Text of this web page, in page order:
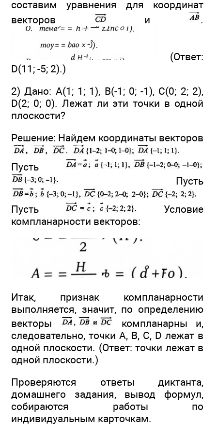
составим уравнения для координат
векторов
и .
(Ответ:
D(11; -5; 2).)
2) Дано: А(1; 1; 1), В(-1; 0; -1), С(0; 2; 2),
D(2; 0; 0). Лежат ли эти точки в одной
плоскости?
Решение: Найдем координаты векторов
Пусть
Пусть
Пусть
Условие
компланарности векторов:
Итак, признак компланарности
выполняется, значит, по определению
векторы
компланарны и,
следовательно, точки А, В, С, D лежат в
одной плоскости. (Ответ: точки лежат в
одной плоскости.)
Проверяются ответы диктанта,
домашнего задания, вывод формул,
собираются работы по
индивидуальным карточкам.